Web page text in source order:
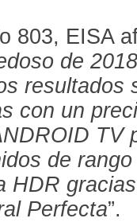
803, EISA
de
resultados
con un
TV
de
HDR
Perfecta”.